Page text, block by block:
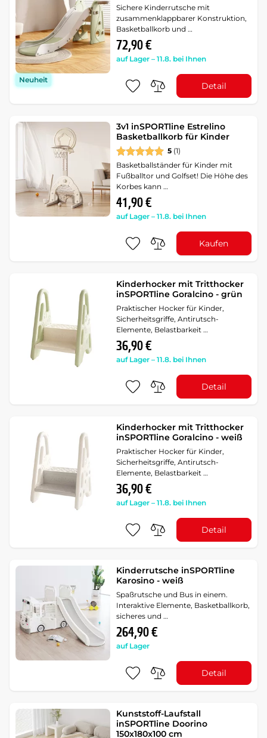
Neuheit
Sichere Kinderrutsche mit
zusammenklappbarer Konstruktion,
Basketballkorb und …
72,90 €
auf Lager – 11.8. bei Ihnen
Detail
3v1 inSPORTline Estrelino
Basketballkorb für Kinder
5 (1)
Basketballständer für Kinder mit
Fußballtor und Golfset! Die Höhe des
Korbes kann …
41,90 €
auf Lager – 11.8. bei Ihnen
Kaufen
Kinderhocker mit Tritthocker
inSPORTline Goralcino - grün
Praktischer Hocker für Kinder,
Sicherheitsgriffe, Antirutsch-
Elemente, Belastbarkeit …
36,90 €
auf Lager – 11.8. bei Ihnen
Detail
Kinderhocker mit Tritthocker
inSPORTline Goralcino - weiß
Praktischer Hocker für Kinder,
Sicherheitsgriffe, Antirutsch-
Elemente, Belastbarkeit …
36,90 €
auf Lager – 11.8. bei Ihnen
Detail
Kinderrutsche inSPORTline
Karosino - weiß
Spaßrutsche und Bus in einem.
Interaktive Elemente, Basketballkorb,
sicheres und …
264,90 €
auf Lager
Detail
Kunststoff-Laufstall
inSPORTline Doorino
150x180x100 cm